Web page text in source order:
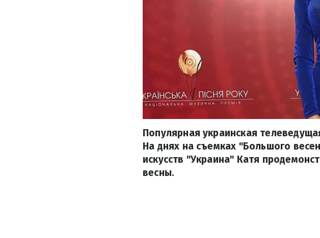
Популярная украинская
На днях на съемках "Большого
искусств "Украина" Катя
весны.